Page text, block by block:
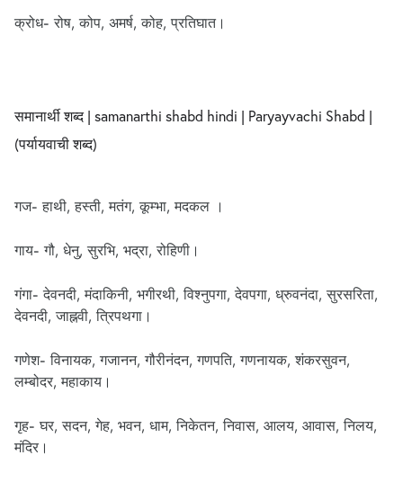
क्रोध- रोष, कोप, अमर्ष, कोह, प्रतिघात।
समानार्थी शब्द | samanarthi shabd hindi | Paryayvachi Shabd |
(पर्यायवाची शब्द)
गज- हाथी, हस्ती, मतंग, कूम्भा, मदकल ।
गाय- गौ, धेनु, सुरभि, भद्रा, रोहिणी।
गंगा- देवनदी, मंदाकिनी, भगीरथी, विश्नुपगा, देवपगा, ध्रुवनंदा, सुरसरिता,
देवनदी, जाह्नवी, त्रिपथगा।
गणेश- विनायक, गजानन, गौरीनंदन, गणपति, गणनायक, शंकरसुवन,
लम्बोदर, महाकाय।
गृह- घर, सदन, गेह, भवन, धाम, निकेतन, निवास, आलय, आवास, निलय,
मंदिर।